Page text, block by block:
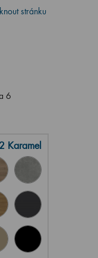
stránku
6
Karamel